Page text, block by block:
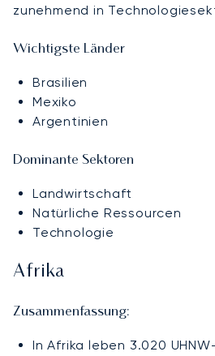
zunehmend in
Wichtigste Länder
Brasilien
Mexiko
Argentinien
Dominante Sektoren
Landwirtschaft
Natürliche Ressourcen
Technologie
Afrika
Zusammenfassung:
In Afrika leben 3.020